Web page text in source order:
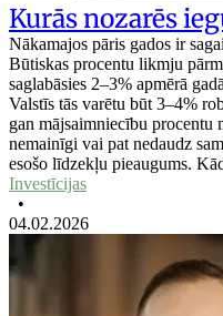
Kurās nozarēs
Nākamajos pāris gados ir
Būtiskas procentu likmju
saglabāsies 2–3% apmērā
Valstīs tās varētu būt 3–4%
gan mājsaimniecību procentu
nemainīgi vai pat nedaudz
esošo līdzekļu pieaugums.
Investīcijas
•
04.02.2026